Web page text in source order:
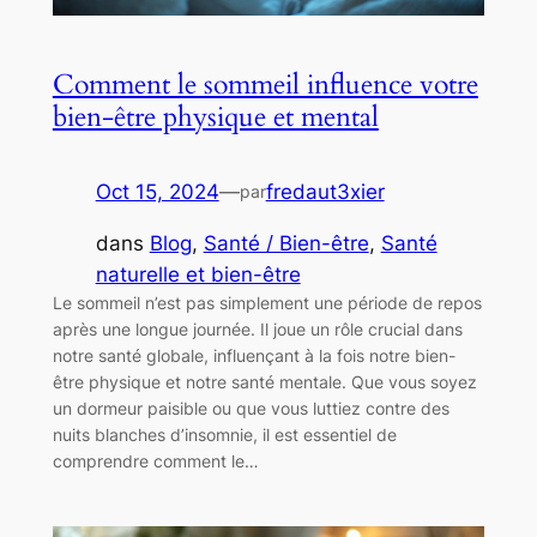
Comment le sommeil influence votre
bien-être physique et mental
Oct 15, 2024—parfredaut3xier
dans Blog, Santé / Bien-être, Santé
naturelle et bien-être
Le sommeil n’est pas simplement une période de repos
après une longue journée. Il joue un rôle crucial dans
notre santé globale, influençant à la fois notre bien-
être physique et notre santé mentale. Que vous soyez
un dormeur paisible ou que vous luttiez contre des
nuits blanches d’insomnie, il est essentiel de
comprendre comment le…